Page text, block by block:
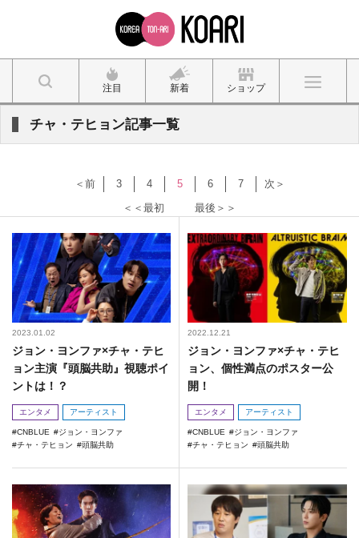
注目 新着 ショップ
チャ・テヒョン記事一覧
＜＜最初
＜前 3 4 5 6 7
次＞
最後＞＞
2023.01.02
ジョン・ヨンファ×チャ・テヒ
ョン主演『頭脳共助』視聴ポイ
ントは！？
エンタメ アーティスト
CNBLUE
ジョン・ヨンファ
チャ・テヒョン
頭脳共助
2022.12.21
ジョン・ヨンファ×チャ・テヒ
ョン、個性満点のポスター公
開！
エンタメ アーティスト
CNBLUE
ジョン・ヨンファ
チャ・テヒョン
頭脳共助